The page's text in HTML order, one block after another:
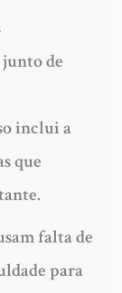
junto de
inclui a
que
falta de
para